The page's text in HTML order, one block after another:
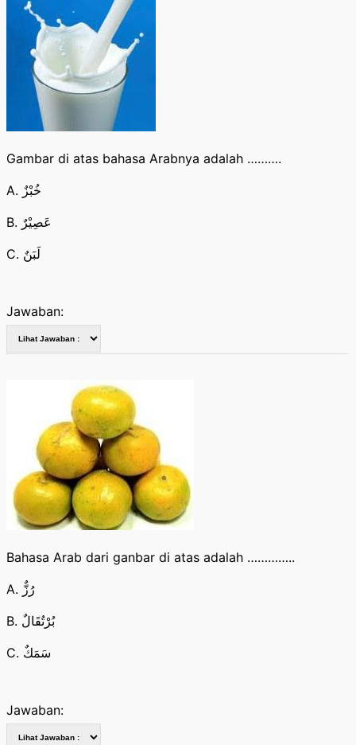
Gambar di atas bahasa Arabnya adalah ……….
A. خُبْزٌ
B. عَصِيْرٌ
C. لَبَنٌ
Jawaban:
Bahasa Arab dari ganbar di atas adalah …………..
A. رُزٌّ
B. بُرْتُقَالٌ
C. سَمَكٌ
Jawaban: